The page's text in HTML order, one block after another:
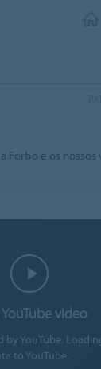
Forbo e os nossos
video
by YouTube.
to YouTube.